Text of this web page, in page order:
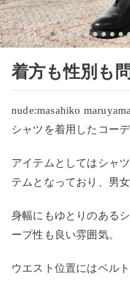
着方も性別も
nude:masahiko
シャツを着用したコーデ
アイテムとしてはシャ
テムとなっており、男
身幅にもゆとりのある
ープ性も良い雰囲気。
ウエスト位置にはベル